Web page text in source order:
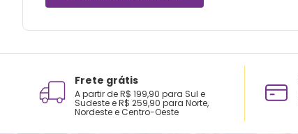
Frete grátis
A partir de R$ 199,90 para Sul e
Sudeste e R$ 259,90 para Norte,
Nordeste e Centro-Oeste